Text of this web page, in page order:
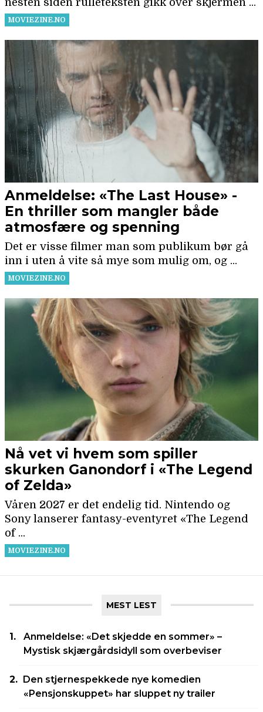
MEST LEST
Anmeldelse: «Det skjedde en sommer» –
Mystisk skjærgårdsidyll som overbeviser
Den stjernespekkede nye komedien
«Pensjonskuppet» har sluppet ny trailer